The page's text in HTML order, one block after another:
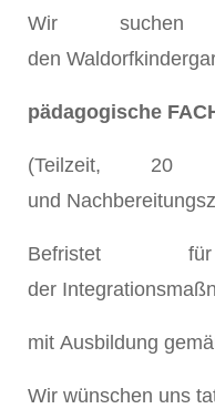
Wir
den
pädagogische
(Teilzeit, 20
und
Befristet
der
mit Ausbildung
Wir wünschen uns